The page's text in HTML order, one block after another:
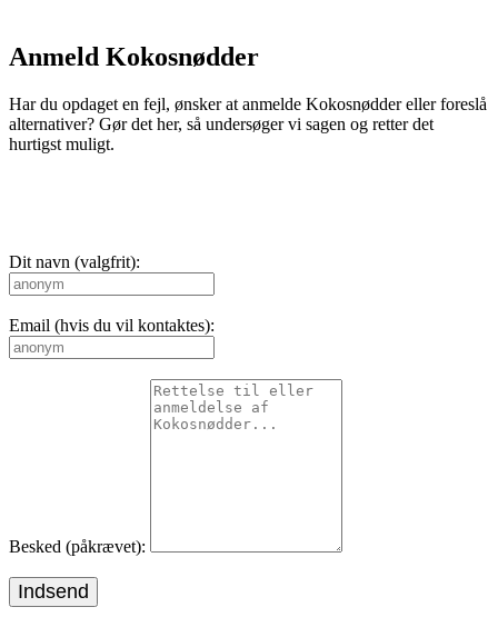
Anmeld Kokosnødder
Har du opdaget en fejl, ønsker at anmelde Kokosnødder eller foreslå
alternativer? Gør det her, så undersøger vi sagen og retter det
hurtigst muligt.
Dit navn (valgfrit):
Email (hvis du vil kontaktes):
Besked (påkrævet):
Indsend